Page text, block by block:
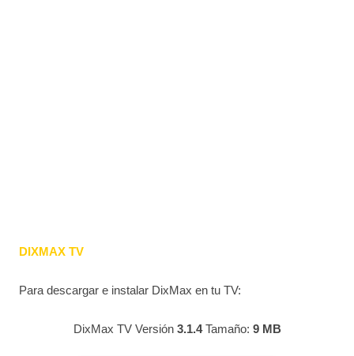
DIXMAX TV
Para descargar e instalar DixMax en tu TV:
DixMax TV Versión 3.1.4Tamaño: 9 MB